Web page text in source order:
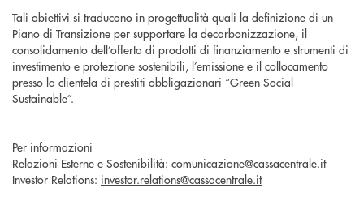
Tali obiettivi si traducono in progettualità quali la definizione di un
Piano di Transizione per supportare la decarbonizzazione, il
consolidamento dell’offerta di prodotti di finanziamento e strumenti di
investimento e protezione sostenibili, l’emissione e il collocamento
presso la clientela di prestiti obbligazionari “Green Social
Sustainable”.
Per informazioni
Relazioni Esterne e Sostenibilità: comunicazione@cassacentrale.it
Investor Relations: investor.relations@cassacentrale.it